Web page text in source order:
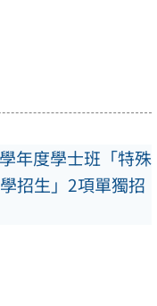
年度學士班「特殊
招生」2項單獨招